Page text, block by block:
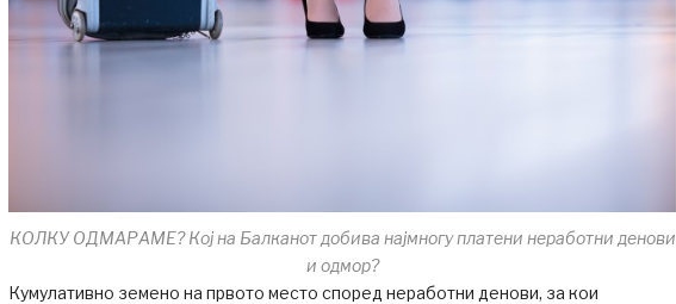
КОЛКУ ОДМАРАМЕ? Кој на Балканот добива најмногу платени неработни денови
и одмор?
Кумулативно земено на првото место според неработни денови, за кои